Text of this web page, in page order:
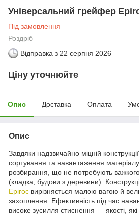
Універсальний грейфер
Під замовлення
Роздріб
Відправка з 22 серпня 2026
Ціну уточнюйте
Опис Доставка Оплата
Опис
Завдяки надзвичайно міцній
сортування та навантаження
розбирання, що не потребують
(кладка, будови з деревини).
Epiroc вирізняється малою вагою й
захоплення. Ефективність під час
високе зусилля стиснення — якості,